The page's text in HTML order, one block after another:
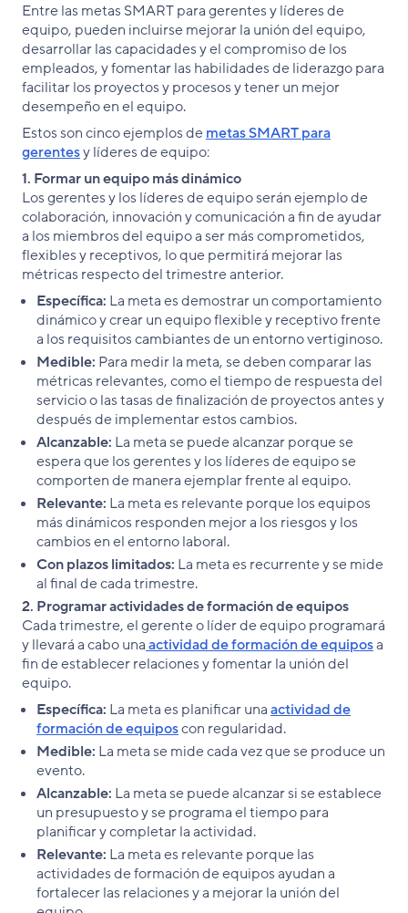
Entre las metas SMART para gerentes y líderes de
equipo, pueden incluirse mejorar la unión del equipo,
desarrollar las capacidades y el compromiso de los
empleados, y fomentar las habilidades de liderazgo para
facilitar los proyectos y procesos y tener un mejor
desempeño en el equipo.
Estos son cinco ejemplos demetas SMART para
gerentesy líderes de equipo:
1. Formar un equipo más dinámico
Los gerentes y los líderes de equipo serán ejemplo de
colaboración, innovación y comunicación a fin de ayudar
a los miembros del equipo a ser más comprometidos,
flexibles y receptivos, lo que permitirá mejorar las
métricas respecto del trimestre anterior.
Específica: La meta es demostrar un comportamiento
dinámico y crear un equipo flexible y receptivo frente
a los requisitos cambiantes de un entorno vertiginoso.
Medible: Para medir la meta, se deben comparar las
métricas relevantes, como el tiempo de respuesta del
servicio o las tasas de finalización de proyectos antes y
después de implementar estos cambios.
Alcanzable: La meta se puede alcanzar porque se
espera que los gerentes y los líderes de equipo se
comporten de manera ejemplar frente al equipo.
Relevante: La meta es relevante porque los equipos
más dinámicos responden mejor a los riesgos y los
cambios en el entorno laboral.
Con plazos limitados: La meta es recurrente y se mide
al final de cada trimestre.
2. Programar actividades de formación de equipos
Cada trimestre, el gerente o líder de equipo programará
y llevará a cabo unaactividad de formación de equiposa
fin de establecer relaciones y fomentar la unión del
equipo.
Específica: La meta es planificar unaactividad de
formación de equiposcon regularidad.
Medible: La meta se mide cada vez que se produce un
evento.
Alcanzable: La meta se puede alcanzar si se establece
un presupuesto y se programa el tiempo para
planificar y completar la actividad.
Relevante: La meta es relevante porque las
actividades de formación de equipos ayudan a
fortalecer las relaciones y a mejorar la unión del